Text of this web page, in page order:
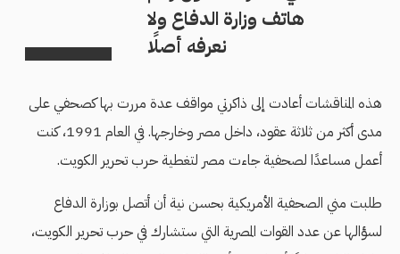
هاتف وزارة الدفاع ولا
نعرفه أصلًا
هذه المناقشات أعادت إلى ذاكرتي مواقف عدة مررت بها كصحفي على
مدى أكثر من ثلاثة عقود، داخل مصر وخارجها. في العام 1991، كنت
أعمل مساعدًا لصحفية جاءت مصر لتغطية حرب تحرير الكويت.
طلبت مني الصحفية الأمريكية بحسن نية أن أتصل بوزارة الدفاع
لسؤالها عن عدد القوات المصرية التي ستشارك في حرب تحرير الكويت،